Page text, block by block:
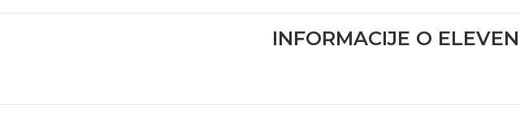
INFORMACIJE O ELEVEN